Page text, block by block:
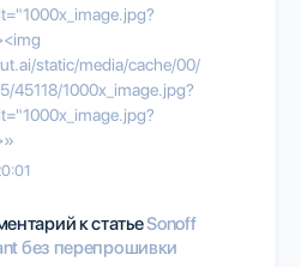
static/media/cache/00/
45118/1000x_image.jpg?
к статьеSonoff
без перепрошивки